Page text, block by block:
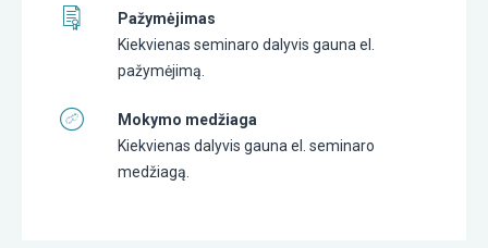
Pažymėjimas
Kiekvienas seminaro dalyvis gauna el.
pažymėjimą.
Mokymo medžiaga
Kiekvienas dalyvis gauna el. seminaro
medžiagą.